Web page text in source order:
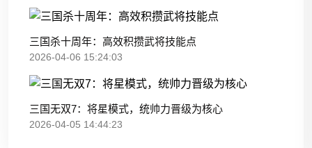
三国杀十周年：高效积攒武将技能点
2026-04-06 15:24:03
三国无双7：将星模式，统帅力晋级为核心
2026-04-05 14:44:23